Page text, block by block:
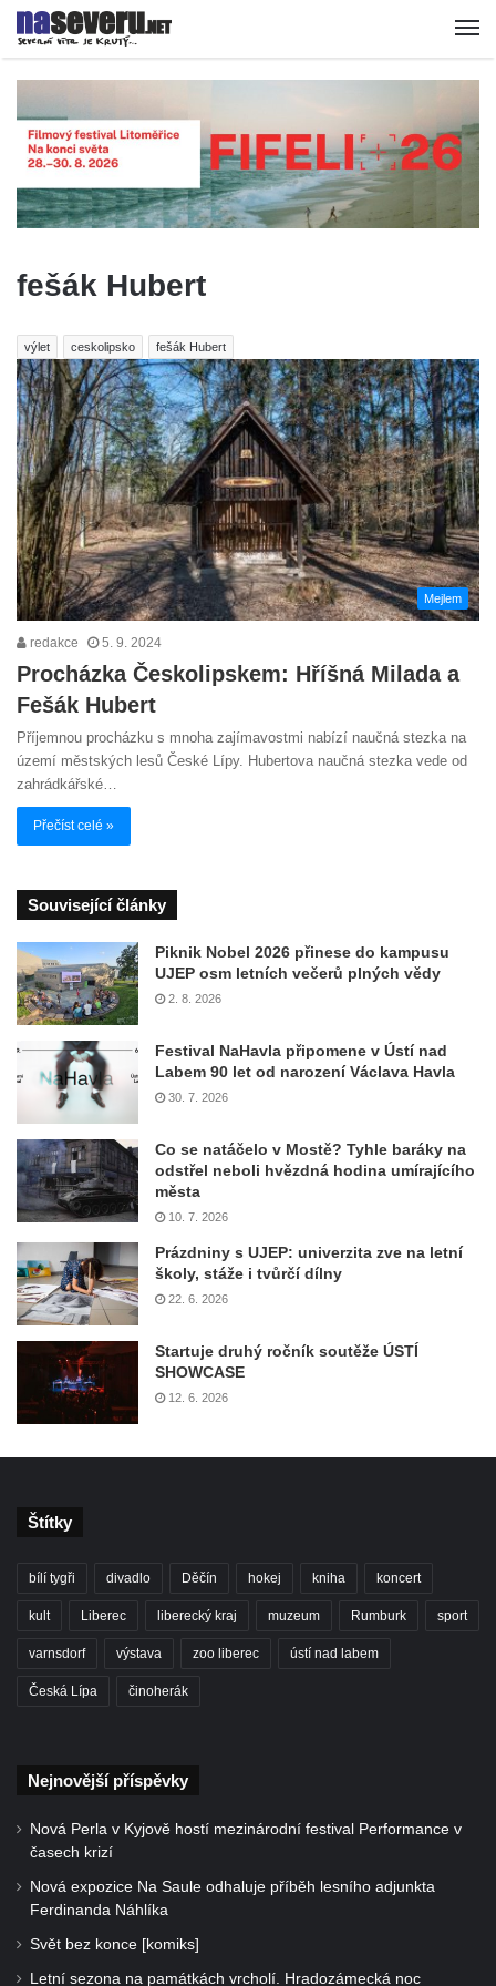
fešák Hubert
výlet ceskolipsko fešák Hubert
Mejlem
redakce 5. 9. 2024
Procházka Českolipskem: Hříšná Milada a
Fešák Hubert
Příjemnou procházku s mnoha zajímavostmi nabízí naučná stezka na
území městských lesů České Lípy. Hubertova naučná stezka vede od
zahrádkářské…
Přečíst celé »
Související články
Piknik Nobel 2026 přinese do kampusu
UJEP osm letních večerů plných vědy
2. 8. 2026
Festival NaHavla připomene v Ústí nad
Labem 90 let od narození Václava Havla
30. 7. 2026
Co se natáčelo v Mostě? Tyhle baráky na
odstřel neboli hvězdná hodina umírajícího
města
10. 7. 2026
Prázdniny s UJEP: univerzita zve na letní
školy, stáže i tvůrčí dílny
22. 6. 2026
Startuje druhý ročník soutěže ÚSTÍ
SHOWCASE
12. 6. 2026
Štítky
bílí tygři divadlo Děčín hokej kniha koncert
kult Liberec liberecký kraj muzeum Rumburk sport
varnsdorf výstava zoo liberec ústí nad labem
Česká Lípa činoherák
Nejnovější příspěvky
Nová Perla v Kyjově hostí mezinárodní festival Performance v
časech krizí
Nová expozice Na Saule odhaluje příběh lesního adjunkta
Ferdinanda Náhlíka
Svět bez konce [komiks]
Letní sezona na památkách vrcholí. Hradozámecká noc